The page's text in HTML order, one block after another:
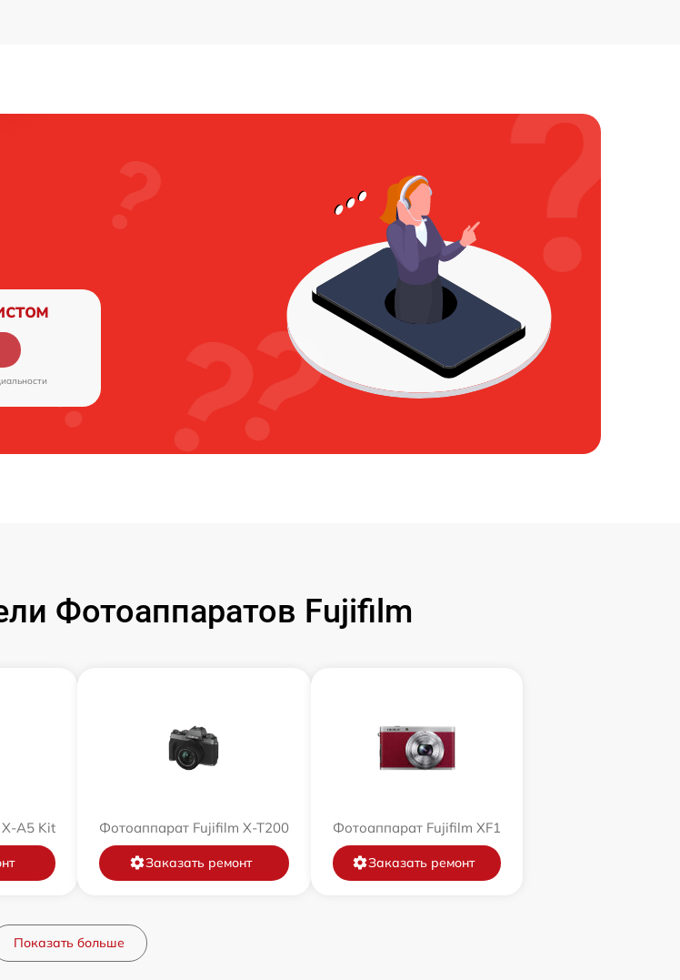
Фотоаппаратов Fujifilm
A5 Kit Фотоаппарат Fujifilm X-T200
Заказать ремонт
Фотоаппарат Fujifilm XF1
Заказать ремонт
Показать больше